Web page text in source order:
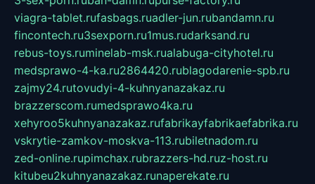
viagra-tablet.rufasbags.ruadler-jun.rubandamn.ru
fincontech.ru3sexporn.ru1mus.rudarksand.ru
rebus-toys.ruminelab-msk.rualabuga-cityhotel.ru
medsprawo-4-ka.ru2864420.rublagodarenie-spb.ru
zajmy24.rutovudyi-4-kuhnyanazakaz.ru
brazzerscom.rumedsprawo4ka.ru
xehyroo5kuhnyanazakaz.rufabrikayfabrikaefabrika.ru
vskrytie-zamkov-moskva-113.rubiletnadom.ru
zed-online.rupimchax.rubrazzers-hd.ruz-host.ru
kitubeu2kuhnyanazakaz.runaperekate.ru